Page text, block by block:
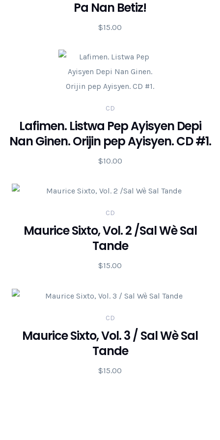
Pa Nan Betiz!
$15.00
CD
Lafimen. Listwa Pep Ayisyen Depi
Nan Ginen. Orijin pep Ayisyen. CD #1.
$10.00
CD
Maurice Sixto, Vol. 2 /Sal Wè Sal
Tande
$15.00
CD
Maurice Sixto, Vol. 3 / Sal Wè Sal
Tande
$15.00